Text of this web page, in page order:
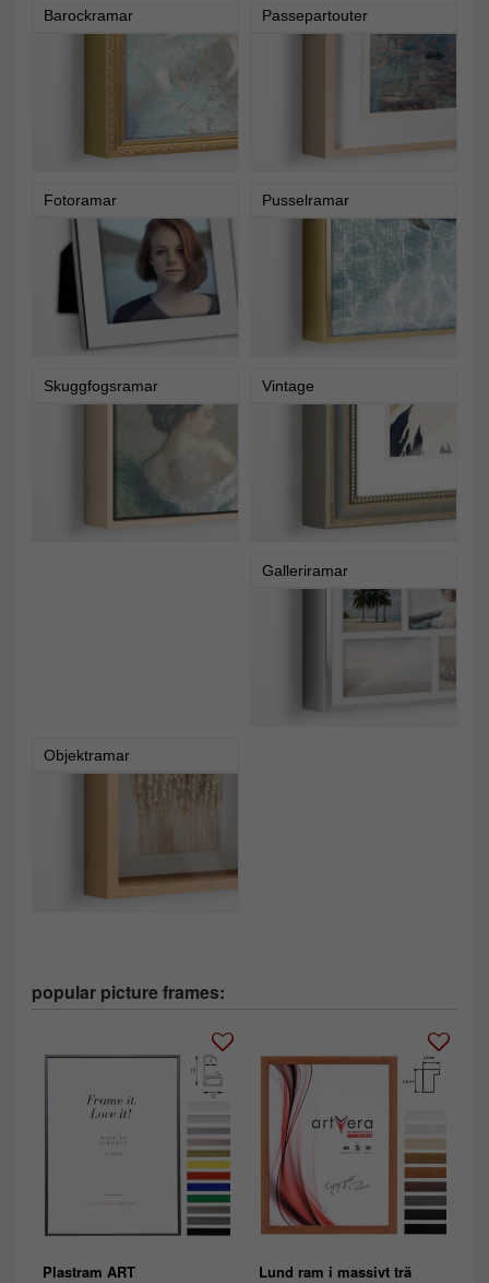
Barockramar Passepartouter
Fotoramar Pusselramar
Skuggfogsramar Vintage
Galleriramar
Objektramar
popular picture frames:
Plastram ART Lund ram i massivt trä